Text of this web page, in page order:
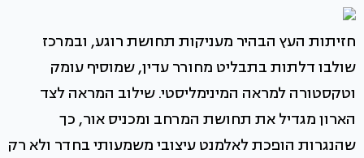
חזיתות העץ הבהיר מעניקות תחושת רוגע, ובמרכז
שולבו דלתות בתבליט מחורר עדין, שמוסיף עומק
וטקסטורה למראה המינימליסטי. שילוב המראה לצד
הארון מגדיל את תחושת המרחב ומכניס אור, כך
שהנגרות הופכת לאלמנט עיצובי משמעותי בחדר ולא רק